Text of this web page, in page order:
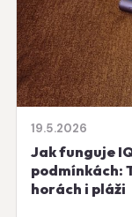
19.5.2026
Jak funguje
podmínkách:
horách i pláži